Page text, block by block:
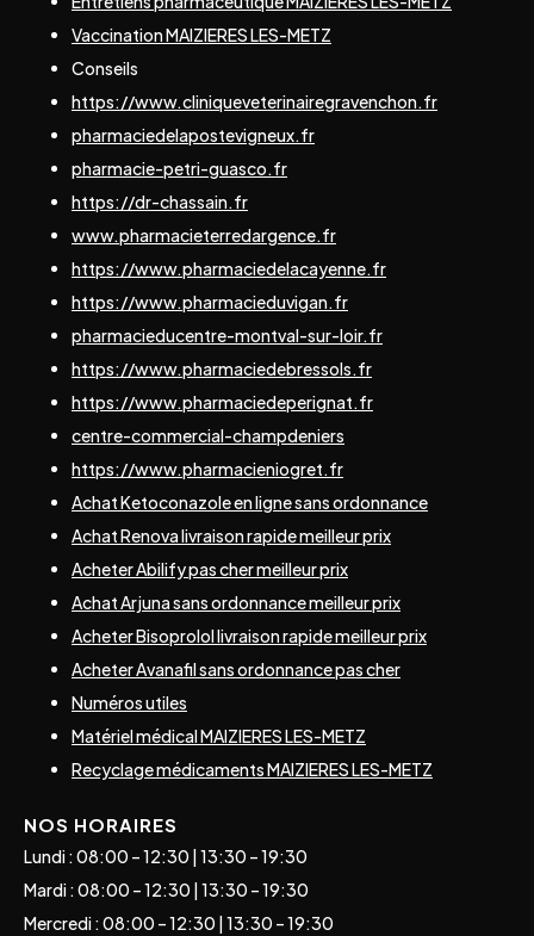
Vaccination MAIZIERES LES-METZ
Conseils
https://www.cliniqueveterinairegravenchon.fr
pharmaciedelapostevigneux.fr
pharmacie-petri-guasco.fr
https://dr-chassain.fr
www.pharmacieterredargence.fr
https://www.pharmaciedelacayenne.fr
https://www.pharmacieduvigan.fr
pharmacieducentre-montval-sur-loir.fr
https://www.pharmaciedebressols.fr
https://www.pharmaciedeperignat.fr
centre-commercial-champdeniers
https://www.pharmacieniogret.fr
Achat Ketoconazole en ligne sans ordonnance
Achat Renova livraison rapide meilleur prix
Acheter Abilify pas cher meilleur prix
Achat Arjuna sans ordonnance meilleur prix
Acheter Bisoprolol livraison rapide meilleur prix
Acheter Avanafil sans ordonnance pas cher
Numéros utiles
Matériel médical MAIZIERES LES-METZ
Recyclage médicaments MAIZIERES LES-METZ
NOS HORAIRES
Lundi : 08:00 – 12:30 | 13:30 – 19:30
Mardi : 08:00 – 12:30 | 13:30 – 19:30
Mercredi : 08:00 – 12:30 | 13:30 – 19:30